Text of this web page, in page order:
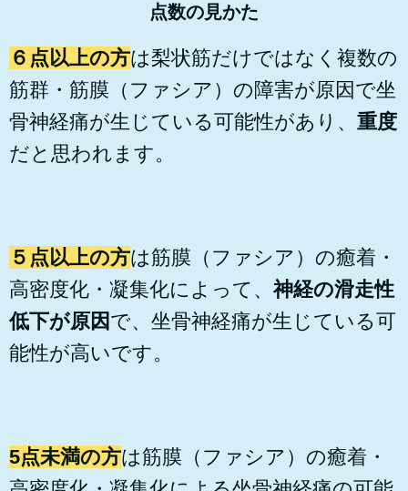
点数の見かた
６点以上の方は梨状筋だけではなく複数の
筋群・筋膜（ファシア）の障害が原因で坐
骨神経痛が生じている可能性があり、 重度
だと思われます。
５点以上の方は筋膜（ファシア）の癒着・
高密度化・凝集化によって、神経の滑走性
低下が原因 で、坐骨神経痛が生じている可
能性が高いです。
5点未満の方は筋膜（ファシア）の癒着・